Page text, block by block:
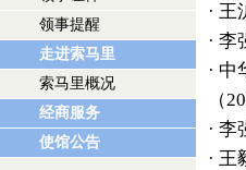
领事提醒
走进索马里
索马里概况
经商服务
使馆公告
· 王
· 李
· 中
（
· 李
· 王